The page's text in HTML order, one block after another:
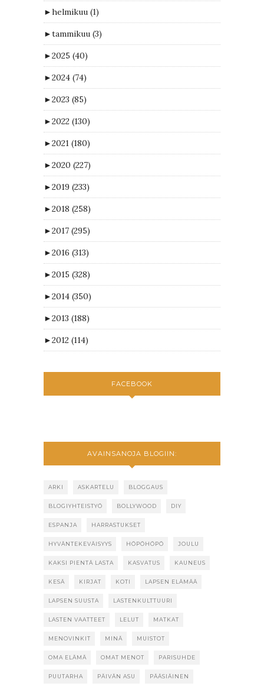
►helmikuu (1)
►tammikuu (3)
►2025 (40)
►2024 (74)
►2023 (85)
►2022 (130)
►2021 (180)
►2020 (227)
►2019 (233)
►2018 (258)
►2017 (295)
►2016 (313)
►2015 (328)
►2014 (350)
►2013 (188)
►2012 (114)
FACEBOOK
AVAINSANOJA BLOGIIN:
ARKI ASKARTELU BLOGGAUS
BLOGIYHTEISTYÖ BOLLYWOOD DIY
ESPANJA HARRASTUKSET
HYVÄNTEKEVÄISYYS HÖPÖHÖPÖ JOULU
KAKSI PIENTÄ LASTA KASVATUS KAUNEUS
KESÄ KIRJAT KOTI LAPSEN ELÄMÄÄ
LAPSEN SUUSTA LASTENKULTTUURI
LASTEN VAATTEET LELUT MATKAT
MENOVINKIT MINÄ MUISTOT
OMA ELÄMÄ OMAT MENOT PARISUHDE
PUUTARHA PÄIVÄN ASU PÄÄSIÄINEN